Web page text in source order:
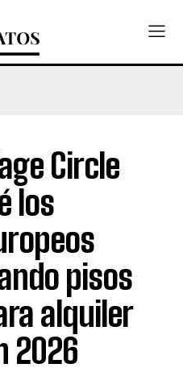
Circle
los
pisos
alquiler
2026